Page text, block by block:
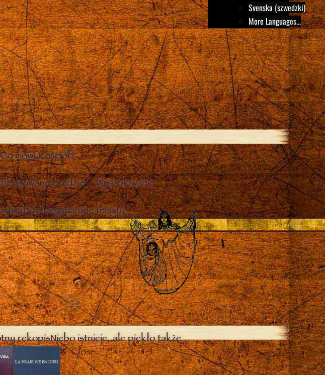
Svenska (szwedzki)
More Languages...
Co mówi Kościół?
Losowane orędzie Wyszukiwanie
EucharystiaInne tematy
Close
rękopisNiebo istnieje, ale piekło także
Close